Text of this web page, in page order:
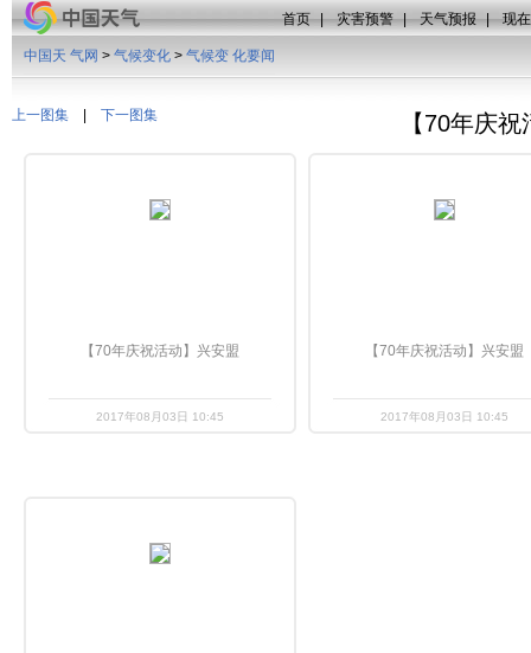
首页 | 灾害预警 | 天气预报 | 现
上一图集 下一图集
中国天 气网 > 气候变化 > 气候变 化要闻
【70年庆
【70年庆祝活动】兴安盟
2017年08月03日 10:45
【70年庆祝活动】兴安盟
2017年08月03日 10:45